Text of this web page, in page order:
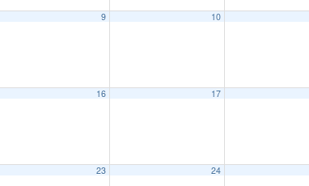
9 10
16 17
23 24